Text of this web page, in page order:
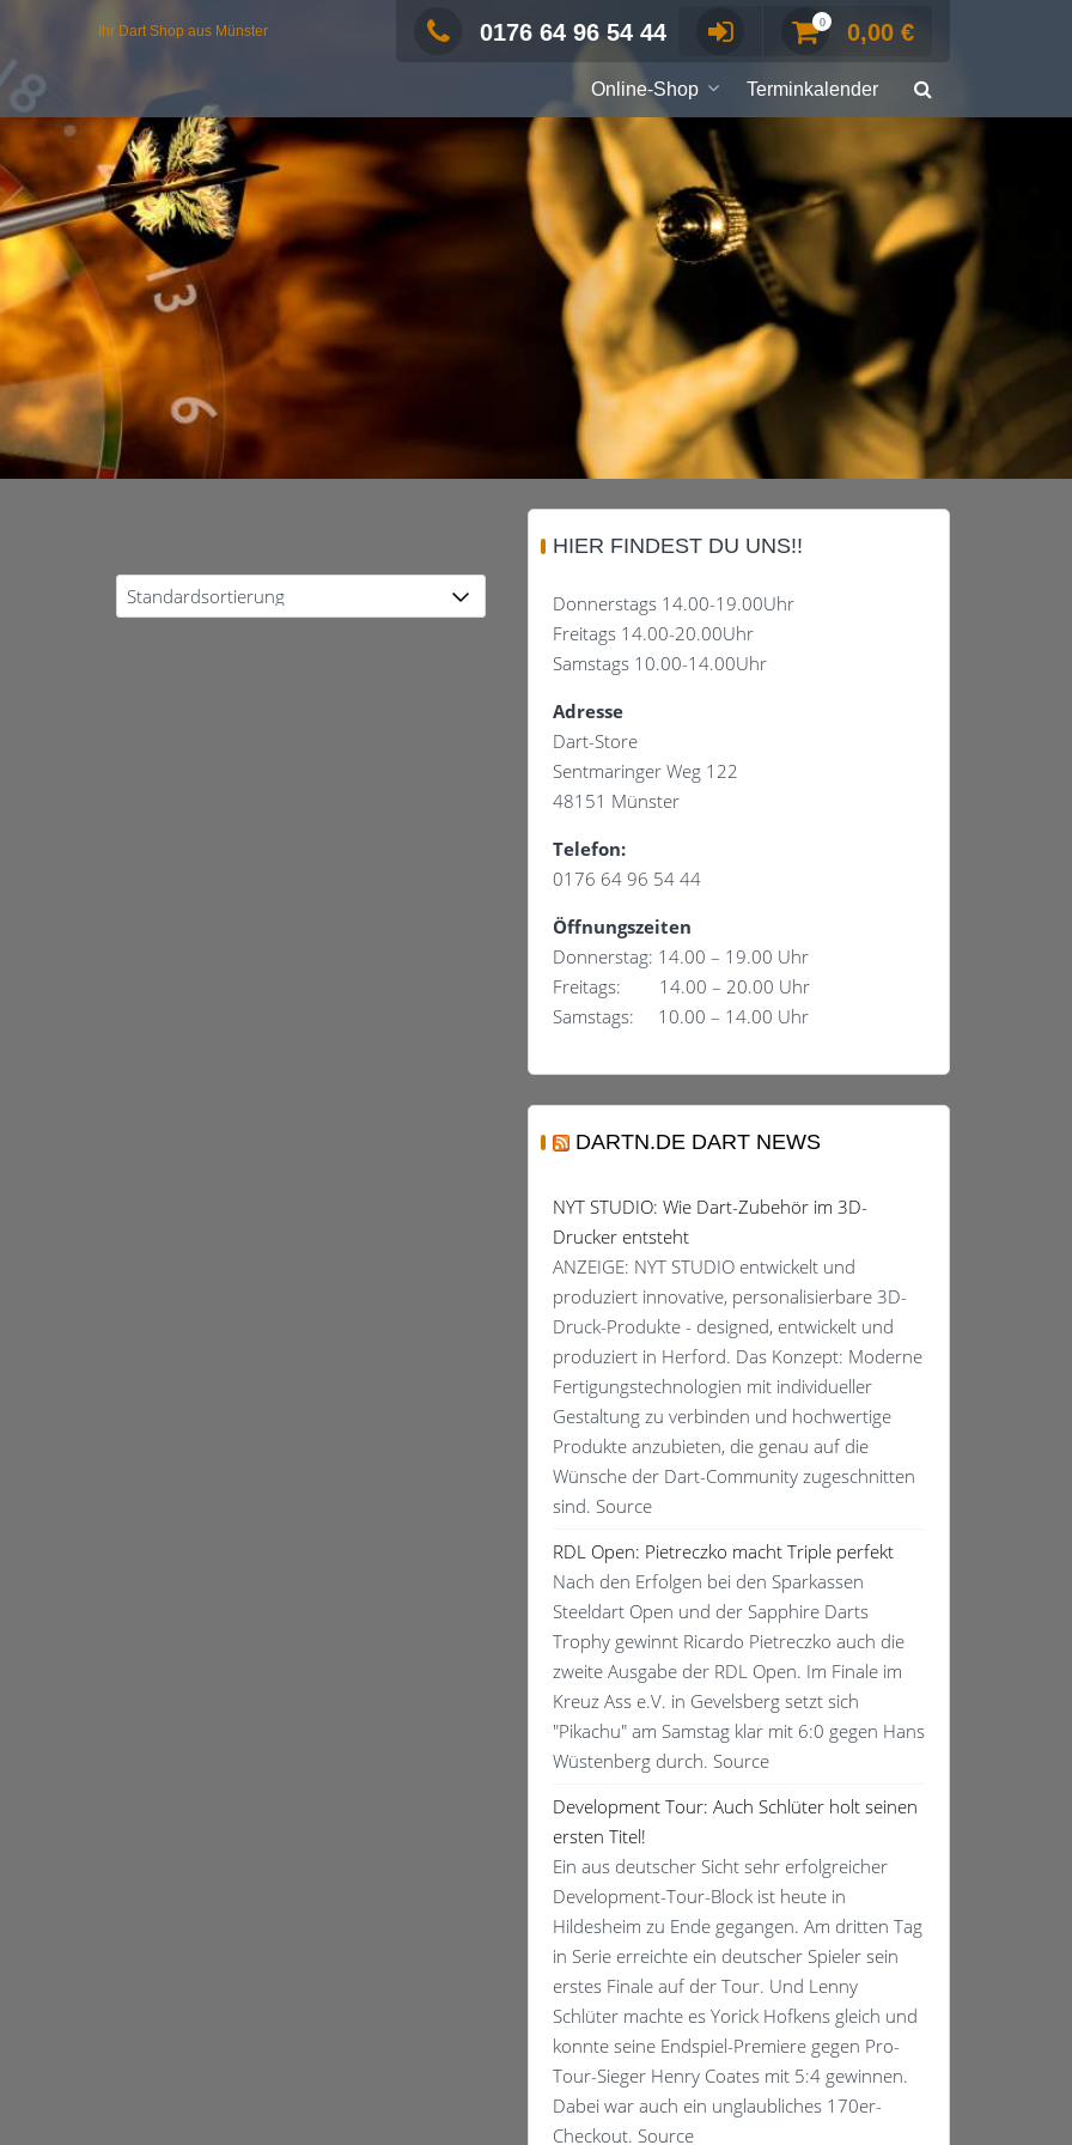
Ihr Dart Shop aus Münster 0176 64 96 54 44 0 0,00 €
Online-Shop Terminkalender
HIER FINDEST DU UNS!!
Donnerstags 14.00-19.00Uhr
Freitags 14.00-20.00Uhr
Samstags 10.00-14.00Uhr
Adresse
Dart-Store
Sentmaringer Weg 122
48151 Münster
Telefon:
0176 64 96 54 44
Öffnungszeiten
Donnerstag: 14.00 – 19.00 Uhr
Freitags: 14.00 – 20.00 Uhr
Samstags: 10.00 – 14.00 Uhr
DARTN.DE DART NEWS
NYT STUDIO: Wie Dart-Zubehör im 3D-
Drucker entsteht
ANZEIGE: NYT STUDIO entwickelt und
produziert innovative, personalisierbare 3D-
Druck-Produkte - designed, entwickelt und
produziert in Herford. Das Konzept: Moderne
Fertigungstechnologien mit individueller
Gestaltung zu verbinden und hochwertige
Produkte anzubieten, die genau auf die
Wünsche der Dart-Community zugeschnitten
sind. Source
RDL Open: Pietreczko macht Triple perfekt
Nach den Erfolgen bei den Sparkassen
Steeldart Open und der Sapphire Darts
Trophy gewinnt Ricardo Pietreczko auch die
zweite Ausgabe der RDL Open. Im Finale im
Kreuz Ass e.V. in Gevelsberg setzt sich
"Pikachu" am Samstag klar mit 6:0 gegen Hans
Wüstenberg durch. Source
Development Tour: Auch Schlüter holt seinen
ersten Titel!
Ein aus deutscher Sicht sehr erfolgreicher
Development-Tour-Block ist heute in
Hildesheim zu Ende gegangen. Am dritten Tag
in Serie erreichte ein deutscher Spieler sein
erstes Finale auf der Tour. Und Lenny
Schlüter machte es Yorick Hofkens gleich und
konnte seine Endspiel-Premiere gegen Pro-
Tour-Sieger Henry Coates mit 5:4 gewinnen.
Dabei war auch ein unglaubliches 170er-
Checkout. Source